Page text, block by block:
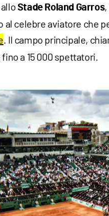
Stade Roland Garros
al celebre aviatore che
. Il campo principale,
a 15 000 spettatori.